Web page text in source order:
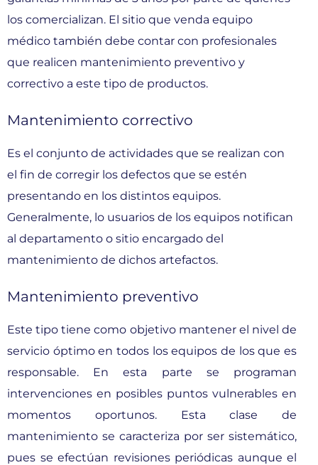
los comercializan. El sitio que venda equipo
médico también debe contar con profesionales
que realicen mantenimiento preventivo y
correctivo a este tipo de productos.
Mantenimiento correctivo
Es el conjunto de actividades que se realizan con
el fin de corregir los defectos que se estén
presentando en los distintos equipos.
Generalmente, lo usuarios de los equipos notifican
al departamento o sitio encargado del
mantenimiento de dichos artefactos.
Mantenimiento preventivo
Este tipo tiene como objetivo mantener el nivel de
servicio óptimo en todos los equipos de los que es
responsable. En esta parte se programan
intervenciones en posibles puntos vulnerables en
momentos oportunos. Esta clase de
mantenimiento se caracteriza por ser sistemático,
pues se efectúan revisiones periódicas aunque el